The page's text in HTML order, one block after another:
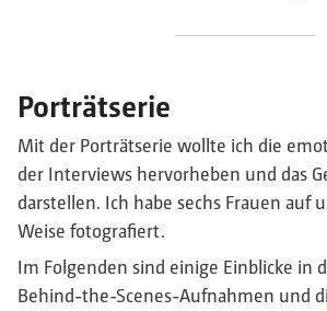
Porträtserie
Mit der Porträtserie wollte ich die
der Interviews hervorheben und das
darstellen. Ich habe sechs Frauen auf
Weise fotografiert.
Im Folgenden sind einige Einblicke in
Behind-the-Scenes-Aufnahmen und